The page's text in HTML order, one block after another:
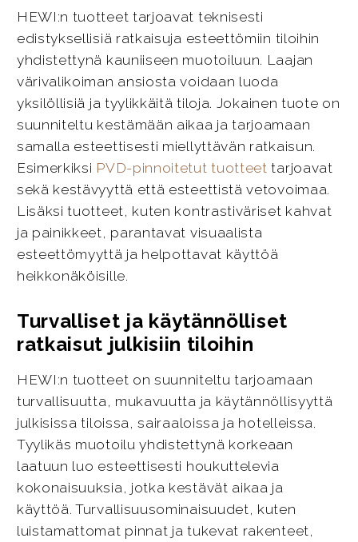
HEWI:n tuotteet tarjoavat teknisesti
edistyksellisiä ratkaisuja esteettömiin tiloihin
yhdistettynä kauniiseen muotoiluun. Laajan
värivalikoiman ansiosta voidaan luoda
yksilöllisiä ja tyylikkäitä tiloja. Jokainen tuote on
suunniteltu kestämään aikaa ja tarjoamaan
samalla esteettisesti miellyttävän ratkaisun.
Esimerkiksi PVD-pinnoitetut tuotteet tarjoavat
sekä kestävyyttä että esteettistä vetovoimaa.
Lisäksi tuotteet, kuten kontrastiväriset kahvat
ja painikkeet, parantavat visuaalista
esteettömyyttä ja helpottavat käyttöä
heikkonäköisille.
Turvalliset ja käytännölliset
ratkaisut julkisiin tiloihin
HEWI:n tuotteet on suunniteltu tarjoamaan
turvallisuutta, mukavuutta ja käytännöllisyyttä
julkisissa tiloissa, sairaaloissa ja hotelleissa.
Tyylikäs muotoilu yhdistettynä korkeaan
laatuun luo esteettisesti houkuttelevia
kokonaisuuksia, jotka kestävät aikaa ja
käyttöä. Turvallisuusominaisuudet, kuten
luistamattomat pinnat ja tukevat rakenteet,